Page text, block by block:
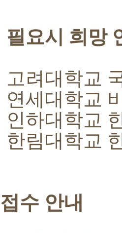
필요시 희망
고려대학교
연세대학교
인하대학교
한림대학교
접수 안내